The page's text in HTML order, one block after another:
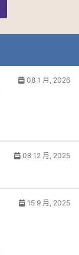
08 1 月, 2026
08 12 月, 2025
15 9 月, 2025